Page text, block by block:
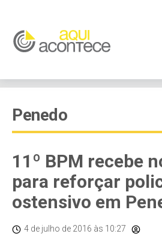
Penedo
11º BPM recebe
para reforçar
ostensivo em
4 de julho de 2016 às 10:27